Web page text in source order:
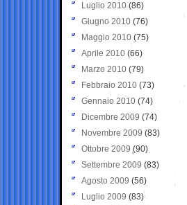
Luglio 2010 (86)
Giugno 2010 (76)
Maggio 2010 (75)
Aprile 2010 (66)
Marzo 2010 (79)
Febbraio 2010 (73)
Gennaio 2010 (74)
Dicembre 2009 (74)
Novembre 2009 (83)
Ottobre 2009 (90)
Settembre 2009 (83)
Agosto 2009 (56)
Luglio 2009 (83)